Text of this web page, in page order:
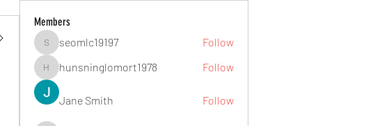
Members
seomlc19197
seomlc19197 Follow
hunsninglomort1978
hunsninglomort1978 Follow
Jane Smith Follow